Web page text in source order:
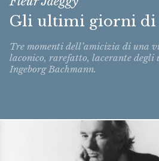
Gli ultimi giorni di
Tre momenti dell’amicizia di una
laconico, rarefatto, lacerante
Ingeborg Bachmann.